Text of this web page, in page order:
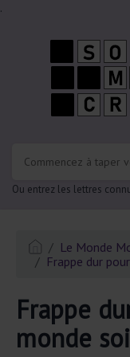
.
Ou entrez les lettres
Le Monde
Frappe dur
Frappe
monde